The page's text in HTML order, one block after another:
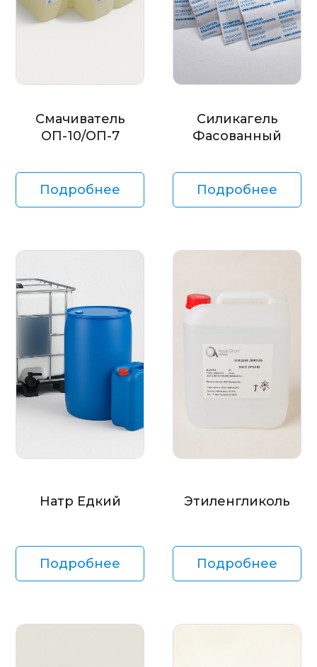
Смачиватель
ОП-10/ОП-7
Подробнее
Силикагель
Фасованный
Подробнее
Натр Едкий
Подробнее
Этиленгликоль
Подробнее